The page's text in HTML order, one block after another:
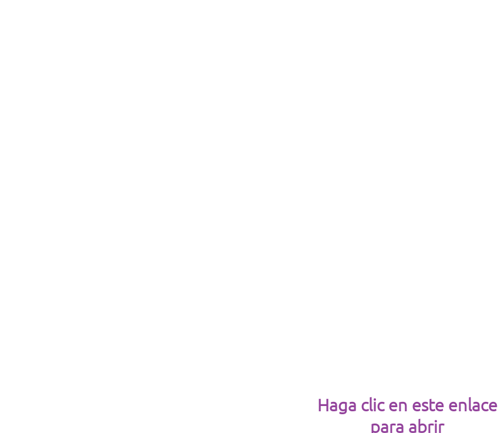
Haga clic en este enlace
para abrir